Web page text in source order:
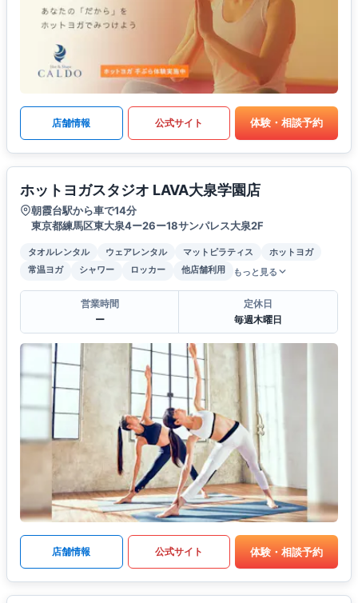
店舗情報 公式サイト 体験・相談予約
ホットヨガスタジオ LAVA大泉学園店
朝霞台駅から車で14分
東京都練馬区東大泉4ー26ー18サンパレス大泉2F
タオルレンタル ウェアレンタル マットピラティス
ホットヨガ
常温ヨガ
シャワー ロッカー 他店舗利用 もっと見る
営業時間
ー
定休日
毎週木曜日
店舗情報 公式サイト 体験・相談予約